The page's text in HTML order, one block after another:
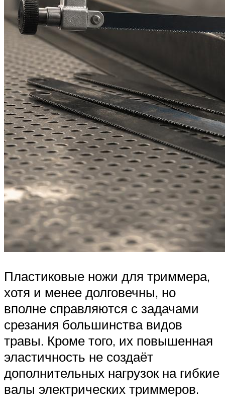
Пластиковые ножи для триммера,
хотя и менее долговечны, но
вполне справляются с задачами
срезания большинства видов
травы. Кроме того, их повышенная
эластичность не создаёт
дополнительных нагрузок на гибкие
валы электрических триммеров.